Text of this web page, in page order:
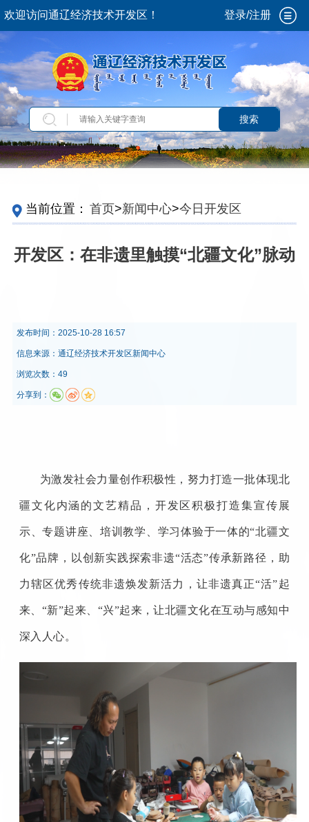
欢迎访问通辽经济技术开发区！ 登录/注册
搜索
当前位置： 首页>新闻中心>今日开发区
开发区：在非遗里触摸“北疆文化”脉动
发布时间： 2025-10-28 16:57
信息来源： 通辽经济技术开发区新闻中心
浏览次数：49
分享到：
为激发社会力量创作积极性，努力打造一批体现北
疆文化内涵的文艺精品，开发区积极打造集宣传展
示、专题讲座、培训教学、学习体验于一体的“北疆文
化”品牌，以创新实践探索非遗“活态”传承新路径，助
力辖区优秀传统非遗焕发新活力，让非遗真正“活”起
来、“新”起来、“兴”起来，让北疆文化在互动与感知中
深入人心。